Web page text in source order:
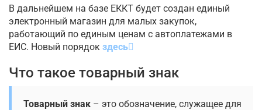
В дальнейшем на базе ЕККТ будет создан единый
электронный магазин для малых закупок,
работающий по единым ценам с автоплатежами в
ЕИС. Новый порядок здесь
Что такое товарный знак
Товарный знак – это обозначение, служащее для